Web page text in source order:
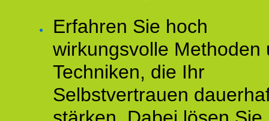
Erfahren Sie hoch
wirkungsvolle Methoden
Techniken, die Ihr
Selbstvertrauen